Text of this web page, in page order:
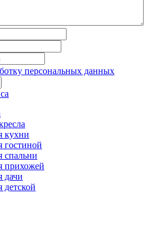
персональных данных
кухни
гостиной
спальни
прихожей
дачи
детской